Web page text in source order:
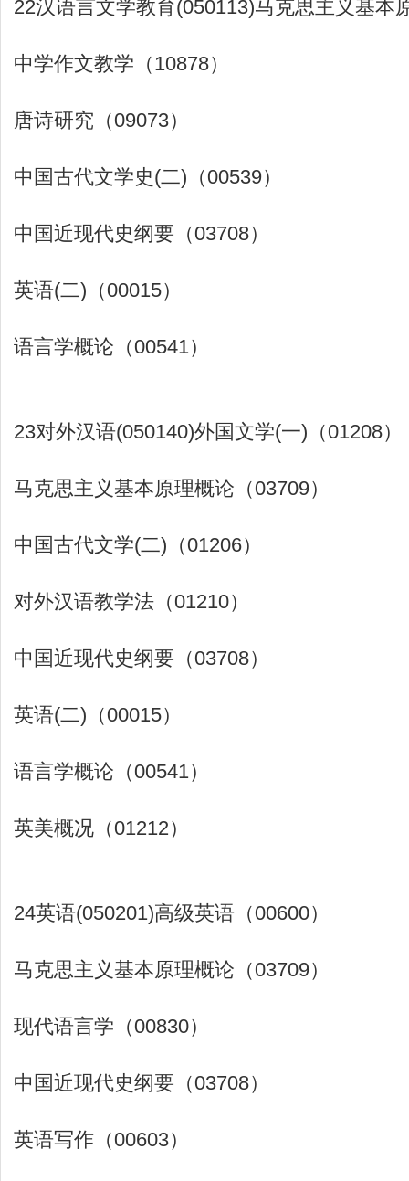
22汉语言文学教育(050113)马克思主义基本
中学作文教学（10878）
唐诗研究（09073）
中国古代文学史(二)（00539）
中国近现代史纲要（03708）
英语(二)（00015）
语言学概论（00541）
23对外汉语(050140)外国文学(一)（01208）
马克思主义基本原理概论（03709）
中国古代文学(二)（01206）
对外汉语教学法（01210）
中国近现代史纲要（03708）
英语(二)（00015）
语言学概论（00541）
英美概况（01212）
24英语(050201)高级英语（00600）
马克思主义基本原理概论（03709）
现代语言学（00830）
中国近现代史纲要（03708）
英语写作（00603）